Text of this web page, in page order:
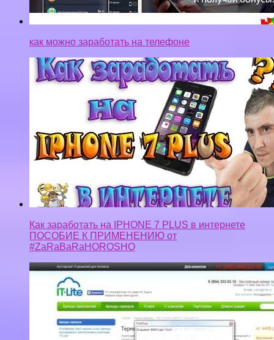
Как заработать на IPHONE 7 PLUS в интернете
ПОСОБИЕ К ПРИМЕНЕНИЮ от
#ZaRaBaRaHOROSHO
ProfitTask com заработок на сервисе выполнения
заданий Профиттаск заработок в интернете